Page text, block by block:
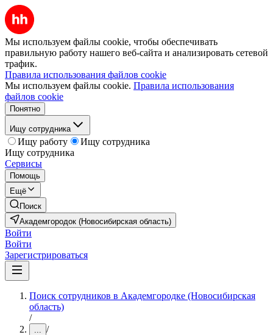
Мы используем файлы cookie, чтобы обеспечивать
правильную работу нашего веб-сайта и анализировать сетевой
трафик.
Правила использования файлов cookie
Мы используем файлы cookie. Правила использования
файлов cookie
Понятно
Ищу сотрудника
Ищу работу
Ищу сотрудника
Ищу сотрудника
Сервисы
Помощь
Ещё
Поиск
Академгородок (Новосибирская область)
Войти
Войти
Зарегистрироваться
Поиск сотрудников в Академгородке (Новосибирская
область)
/
... /